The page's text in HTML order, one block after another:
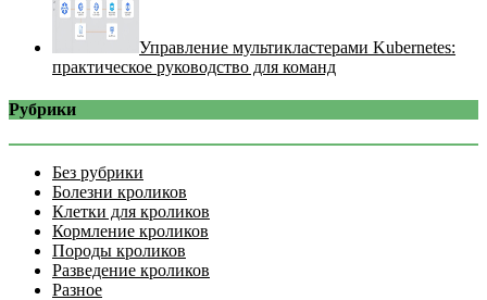
Управление мультикластерами Kubernetes:
практическое руководство для команд
Рубрики
Без рубрики
Болезни кроликов
Клетки для кроликов
Кормление кроликов
Породы кроликов
Разведение кроликов
Разное